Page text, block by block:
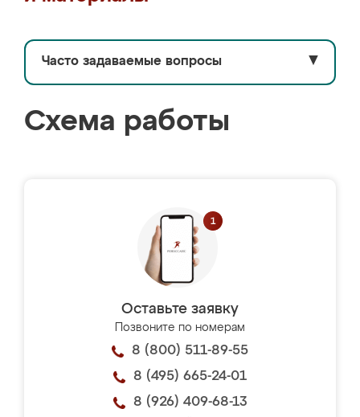
Часто задаваемые вопросы ▼
Схема работы
Оставьте заявку
Позвоните по номерам
8 (800) 511-89-55
8 (495) 665-24-01
8 (926) 409-68-13